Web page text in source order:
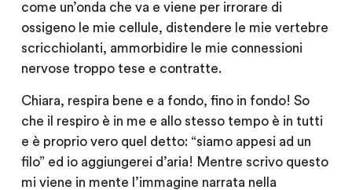
come un’onda che va e viene per irrorare di
ossigeno le mie cellule, distendere le mie vertebre
scricchiolanti, ammorbidire le mie connessioni
nervose troppo tese e contratte.
Chiara, respira bene e a fondo, fino in fondo! So
che il respiro è in me e allo stesso tempo è in tutti
e è proprio vero quel detto: “siamo appesi ad un
filo” ed io aggiungerei d’aria! Mentre scrivo questo
mi viene in mente l’immagine narrata nella